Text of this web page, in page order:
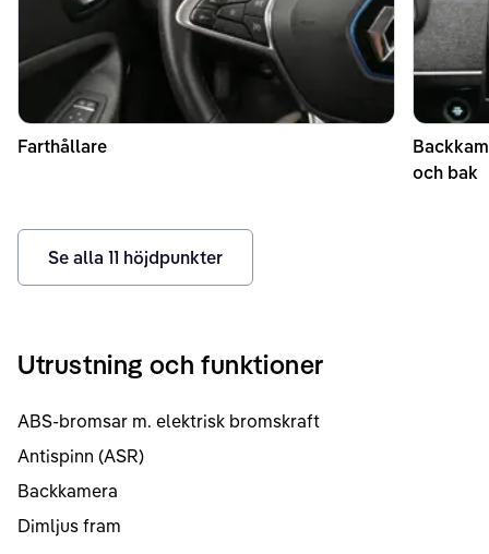
Farthållare
och bak
Se alla 11 höjdpunkter
Utrustning och funktioner
ABS-bromsar m. elektrisk bromskraft
Antispinn (ASR)
Backkamera
Dimljus fram